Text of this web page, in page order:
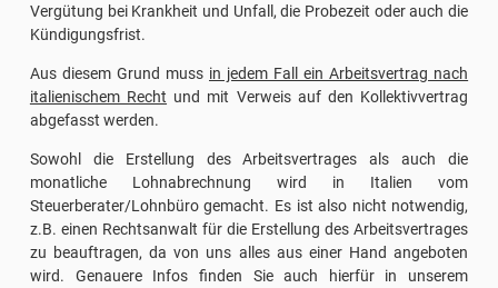
Vergütung bei Krankheit und Unfall, die Probezeit oder auch die
Kündigungsfrist.
Aus diesem Grund muss in jedem Fall ein Arbeitsvertrag nach
italienischem Recht und mit Verweis auf den Kollektivvertrag
abgefasst werden.
Sowohl die Erstellung des Arbeitsvertrages als auch die
monatliche Lohnabrechnung wird in Italien vom
Steuerberater/Lohnbüro gemacht. Es ist also nicht notwendig,
z.B. einen Rechtsanwalt für die Erstellung des Arbeitsvertrages
zu beauftragen, da von uns alles aus einer Hand angeboten
wird. Genauere Infos finden Sie auch hierfür in unserem